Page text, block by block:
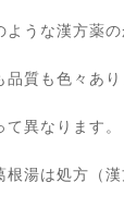
うな漢方薬
質も色々あり
異なります。
湯は処方（